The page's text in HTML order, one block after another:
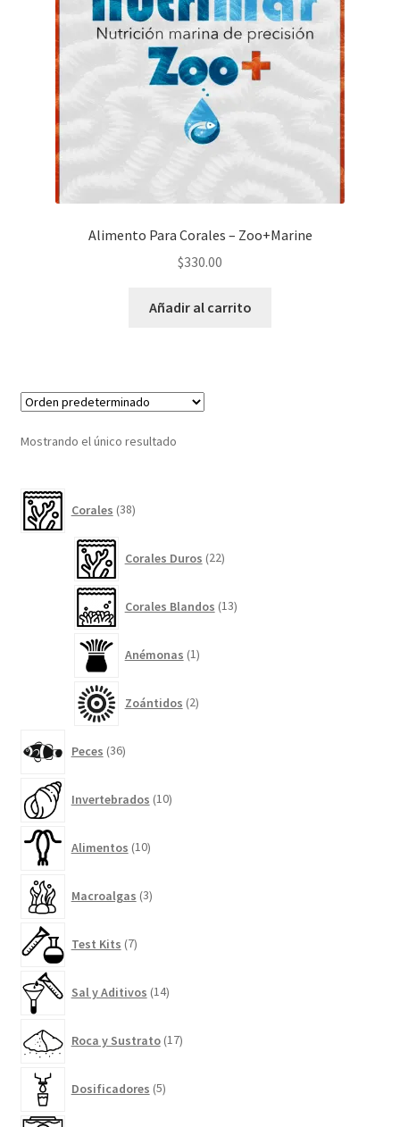
Alimento Para Corales – Zoo+Marine
$330.00
Añadir al carrito
Mostrando el único resultado
Corales 38productos
Corales Duros 22productos
Corales Blandos 13productos
Anémonas 1producto
Zoántidos 2productos
Peces 36productos
Invertebrados 10productos
Alimentos 10productos
Macroalgas 3productos
Test Kits 7productos
Sal y Aditivos 14productos
Roca y Sustrato 17productos
Dosificadores 5productos